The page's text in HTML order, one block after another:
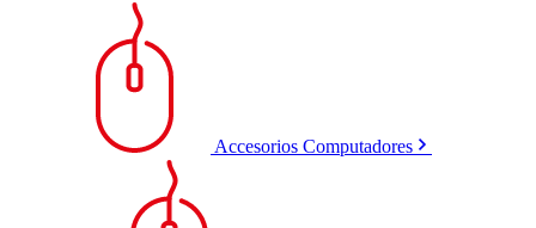
Accesorios Computadores